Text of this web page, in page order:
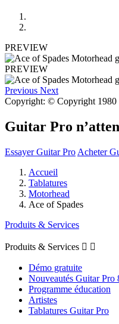
PREVIEW
PREVIEW
Previous Next
Copyright: © Copyright
Guitar Pro
Essayer Guitar Pro Acheter
Accueil
Tablatures
Motorhead
Ace of Spades
Produits & Services
Produits & Services  
Démo gratuite
Nouveautés Guitar Pro
Programme éducation
Artistes
Tablatures Guitar Pro